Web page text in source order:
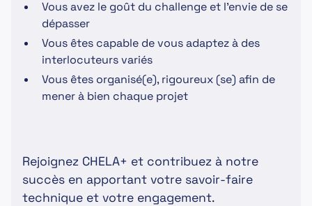
Vous avez le goût du challenge et l’envie de se
dépasser
Vous êtes capable de vous adaptez à des
interlocuteurs variés
Vous êtes organisé(e), rigoureux (se) afin de
mener à bien chaque projet
Rejoignez CHELA+ et contribuez à notre
succès en apportant votre savoir-faire
technique et votre engagement.